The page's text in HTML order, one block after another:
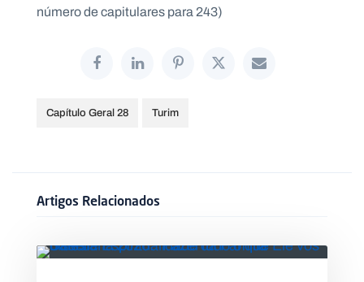
número de capitulares para 243)
Capítulo Geral 28 Turim
Artigos Relacionados